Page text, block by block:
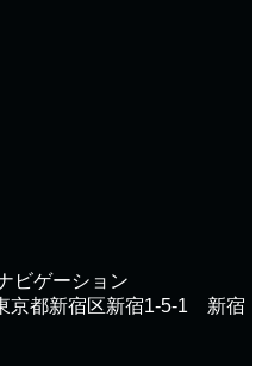
ビゲーション
京都新宿区新宿1-5-1 新宿